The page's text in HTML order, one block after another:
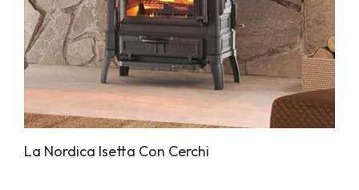
La Nordica Isetta Con Cerchi